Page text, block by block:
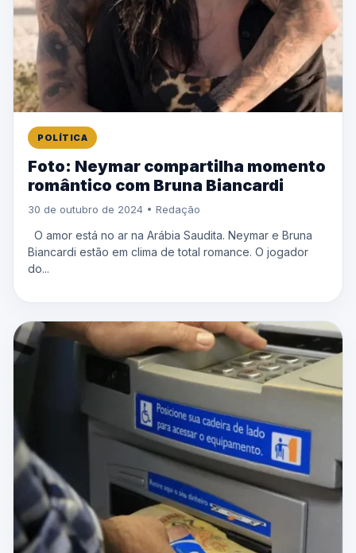
POLÍTICA
Foto: Neymar compartilha momento
romântico com Bruna Biancardi
30 de outubro de 2024 • Redação
O amor está no ar na Arábia Saudita. Neymar e Bruna
Biancardi estão em clima de total romance. O jogador
do...